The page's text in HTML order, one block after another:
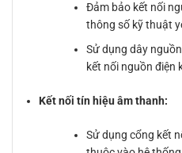
Đảm bảo kết nối
thông số kỹ thuật
Sử dụng dây
kết nối nguồn điện
Kết nối tín hiệu âm thanh:
Sử dụng cổng kết